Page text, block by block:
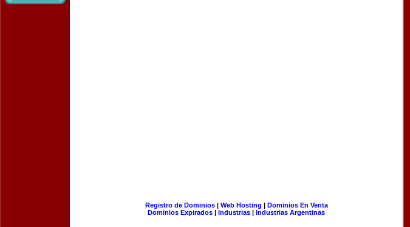
Registro de Dominios| Web Hosting | Dominios En Venta
Dominios Expirados | Industrias | Industrias Argentinas